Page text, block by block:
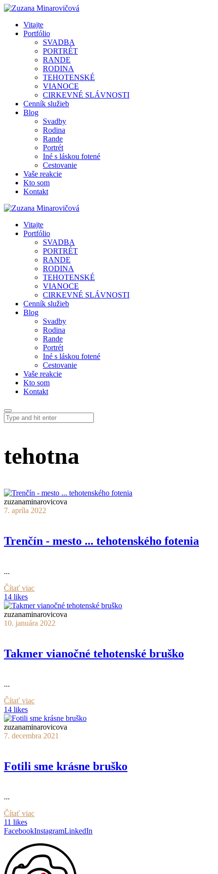
Vitajte
Portfólio
SVADBA
PORTRÉT
RANDE
RODINA
TEHOTENSKÉ
VIANOCE
CIRKEVNÉ SLÁVNOSTI
Cenník služieb
Blog
Svadby
Rodina
Rande
Portrét
Iné s láskou fotené
Cestovanie
Vaše reakcie
Kto som
Kontakt
Vitajte
Portfólio
SVADBA
PORTRÉT
RANDE
RODINA
TEHOTENSKÉ
VIANOCE
CIRKEVNÉ SLÁVNOSTI
Cenník služieb
Blog
Svadby
Rodina
Rande
Portrét
Iné s láskou fotené
Cestovanie
Vaše reakcie
Kto som
Kontakt
tehotna
zuzanaminarovicova
7. apríla 2022
Trenčín - mesto ... tehotenského fotenia
...
Čítať viac
14 likes
zuzanaminarovicova
10. januára 2022
Takmer vianočné tehotenské bruško
...
Čítať viac
14 likes
zuzanaminarovicova
7. decembra 2021
Fotili sme krásne bruško
...
Čítať viac
11 likes
FacebookInstagramLinkedIn